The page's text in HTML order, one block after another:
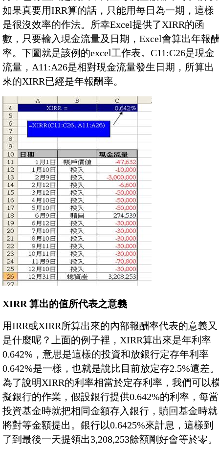
如果真要用IRR算的話，只能用每日為一期，這樣
是很沒效率的作法。所幸Excel提供了XIRR的函
數，只要輸入現金流量及日期，Excel會算出年報
率。下圖就是該例的excel工作表。C11:C26是現金
流量，A11:A26是相對現金流量發生日期，所算出
來的XIRR已經是年報酬率。
XIRR 算出的值所代表之意義
用IRR或XIRR所算出來的內部報酬率代表的意義又
是什麼呢？上面的例子裡，XIRR算出來是年利率
0.642%，意思是這樣的投資和放銀行定存年利率
0.642%是一樣，也就是說比目前放定存2.5%還差。
為了說明XIRR的利率相當於定存利率，我們可以
擬銀行的作業，假設銀行提供0.642%的利率，每當
投資基金時就把相同金額存入銀行，贖回基金時就
將對等金額提出。銀行以0.6425%來計息，這樣到
了到最後一天提領出3,208,253餘額剛好會等於零。